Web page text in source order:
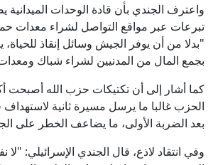
واعترف الجندي بأن قادة الوحدات
تبرعات عبر مواقع التواصل لشراء معدات
"بدلا من أن يوفر الجيش وسائل إنقاذ
بجمع المال من المدنيين لشراء شباك
كما أشار إلى أن تكتيكات حزب الله أصبحت
الحزب غالبا ما يرسل مسيرة ثانية لاستهداف
بعد الضربة الأولى، ما يضاعف الخطر على
وفي انتقاد لاذع، قال الجندي الإسرائيلي: